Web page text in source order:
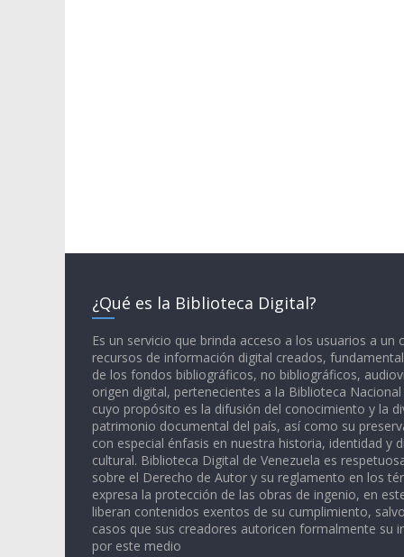
¿Qué es la Biblioteca Digital?
Es un servicio que brinda acceso a los usuarios a un
recursos de información digital creados,
de los fondos bibliográficos, no bibliográficos,
origen digital, pertenecientes a la Biblioteca Nacional
cuyo propósito es la difusión del conocimiento y la
patrimonio documental del país, así como su
con especial énfasis en nuestra historia, identidad y
cultural. Biblioteca Digital de Venezuela es
sobre el Derecho de Autor y su reglamento en los
expresa la protección de las obras de ingenio, en
liberan contenidos exentos de su cumplimiento,
casos que sus creadores autoricen formalmente su
por este medio